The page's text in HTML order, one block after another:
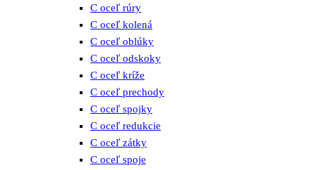
C oceľ rúry
C oceľ kolená
C oceľ oblúky
C oceľ odskoky
C oceľ kríže
C oceľ prechody
C oceľ spojky
C oceľ redukcie
C oceľ zátky
C oceľ spoje